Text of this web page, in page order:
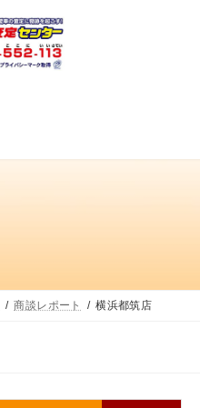
商談レポート 横浜都筑店